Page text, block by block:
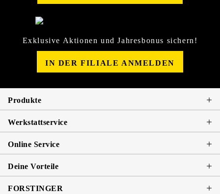
Exklusive Aktionen und Jahresbonus sichern!
IN DER FILIALE ANMELDEN
Produkte
Werkstattservice
Online Service
Deine Vorteile
FORSTINGER